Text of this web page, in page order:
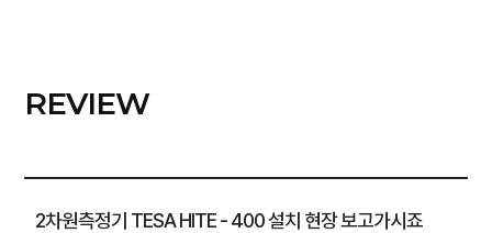
REVIEW
2차원측정기 TESA HITE - 400 설치 현장 보고가시죠